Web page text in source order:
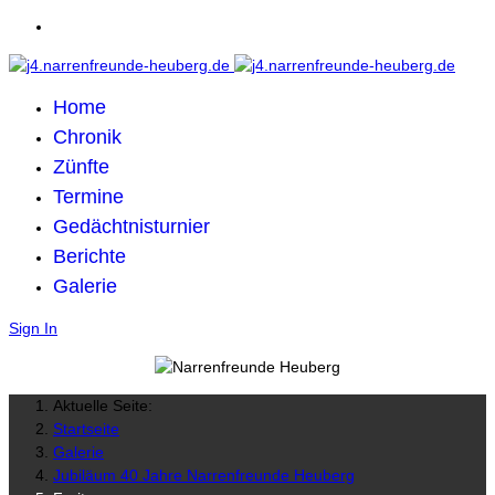
Home
Chronik
Zünfte
Termine
Gedächtnisturnier
Berichte
Galerie
Sign In
Aktuelle Seite:
Startseite
Galerie
Jubiläum 40 Jahre Narrenfreunde Heuberg